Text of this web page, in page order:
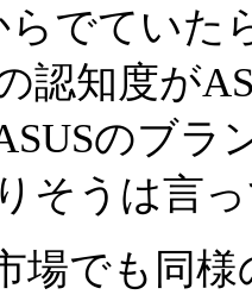
らでていた
認知度が
のブラ
そうは言
場でも同様